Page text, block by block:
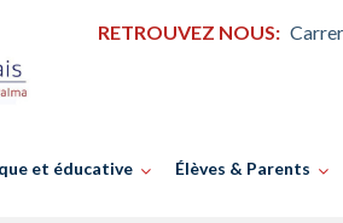
RETROUVEZ NOUS:
et éducative Élèves & Parents